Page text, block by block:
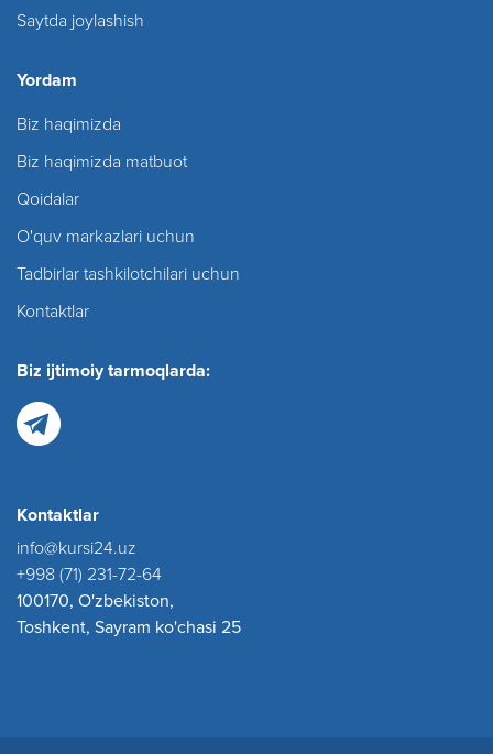
Saytda joylashish
Yordam
Biz haqimizda
Biz haqimizda matbuot
Qoidalar
O'quv markazlari uchun
Tadbirlar tashkilotchilari uchun
Kontaktlar
Biz ijtimoiy tarmoqlarda:
Kontaktlar
info@kursi24.uz
+998 (71) 231-72-64
100170, O'zbekiston,
Toshkent, Sayram ko'chasi 25